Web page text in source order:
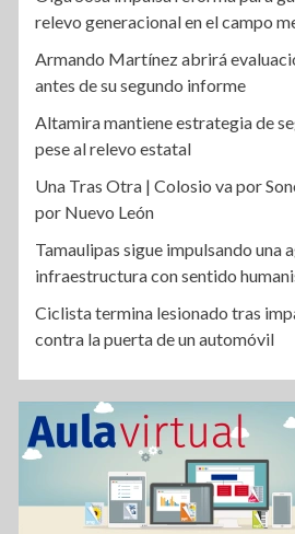
relevo generacional en el campo
Armando Martínez abrirá
antes de su segundo informe
Altamira mantiene estrategia de
pese al relevo estatal
Una Tras Otra | Colosio va por
por Nuevo León
Tamaulipas sigue impulsando una
infraestructura con sentido
Ciclista termina lesionado tras
contra la puerta de un automóvil